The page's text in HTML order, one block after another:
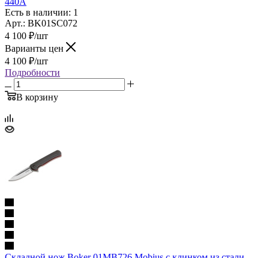
Есть в наличии: 1
Арт.: BK01SC072
4 100 ₽/шт
Варианты цен
4 100 ₽/шт
Подробности
В корзину